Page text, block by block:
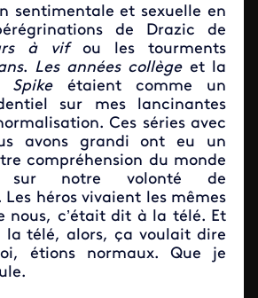
sentimentale et sexuelle en
de Drazic de
à vifou les tourments
. Les années collègeet la
Spike étaient comme un
sur mes lancinantes
Ces séries avec
avons grandi ont eu un
compréhension du monde
sur notre volonté de
héros vivaient les mêmes
nous, c’était dit à la télé. Et
la télé, alors, ça voulait dire
étions normaux. Que je